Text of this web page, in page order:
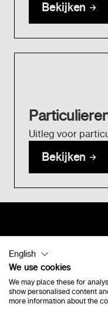
Bekijken
Uitleg voor
Bekijken
Contact
Vlamingveld 8
8490 Jabbeke
English
We use cookies
We may place these for
show personalised content
more information about the